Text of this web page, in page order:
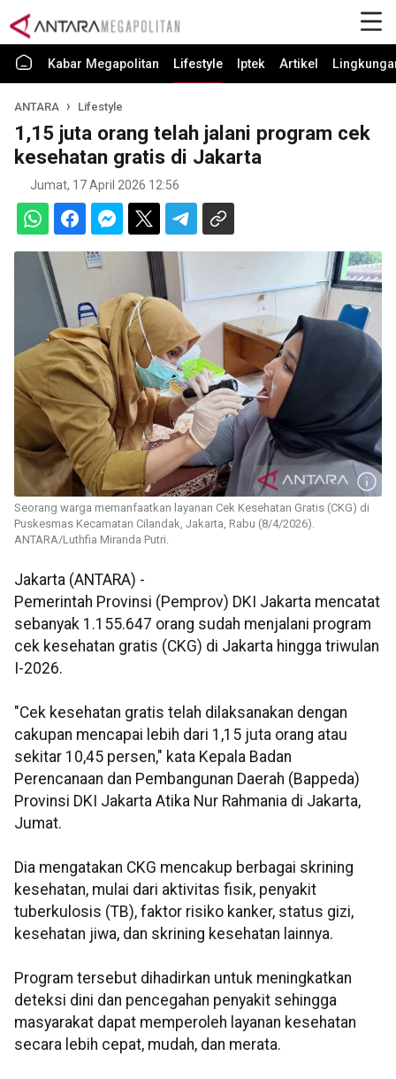
Kabar Megapolitan Lifestyle Iptek Artikel
ANTARA Lifestyle
1,15 juta orang telah jalani program cek
kesehatan gratis di Jakarta
Jumat, 17 April 2026 12:56
Seorang warga memanfaatkan layanan Cek Kesehatan Gratis (CKG) di
Puskesmas Kecamatan Cilandak, Jakarta, Rabu (8/4/2026).
ANTARA/Luthfia Miranda Putri.
Jakarta (ANTARA) -
Pemerintah Provinsi (Pemprov) DKI Jakarta mencatat
sebanyak 1.155.647 orang sudah menjalani program
cek kesehatan gratis (CKG) di Jakarta hingga triwulan
I-2026.
"Cek kesehatan gratis telah dilaksanakan dengan
cakupan mencapai lebih dari 1,15 juta orang atau
sekitar 10,45 persen," kata Kepala Badan
Perencanaan dan Pembangunan Daerah (Bappeda)
Provinsi DKI Jakarta Atika Nur Rahmania di Jakarta,
Jumat.
Dia mengatakan CKG mencakup berbagai skrining
kesehatan, mulai dari aktivitas fisik, penyakit
tuberkulosis (TB), faktor risiko kanker, status gizi,
kesehatan jiwa, dan skrining kesehatan lainnya.
Program tersebut dihadirkan untuk meningkatkan
deteksi dini dan pencegahan penyakit sehingga
masyarakat dapat memperoleh layanan kesehatan
secara lebih cepat, mudah, dan merata.